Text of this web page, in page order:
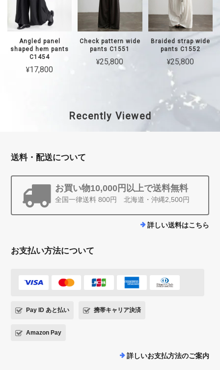
Angled panel
shaped hem pants
C1454
¥17,800
Check pattern wide
pants C1551
¥25,800
Braided strap wide
pants C1552
¥25,800
Recently Viewed
送料・配送について
お買い物10,000円以上で送料無料
全国一律送料 800円 北海道・沖縄2,500円
詳しい送料はこちら
お支払い方法について
Pay ID あと払い 携帯キャリア決済
Amazon Pay
詳しいお支払方法のご案内